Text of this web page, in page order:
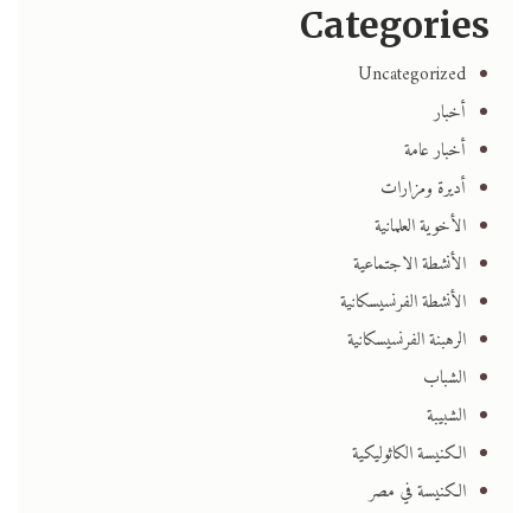
Categories
Uncategorized
أخبار
أخبار عامة
أديرة ومزارات
الأخوية العلمانية
الأنشطة الاجتماعية
الأنشطة الفرنسيسكانية
الرهبنة الفرنسيسكانية
الشباب
الشبيبة
الكنيسة الكاثوليكية
الكنيسة في مصر